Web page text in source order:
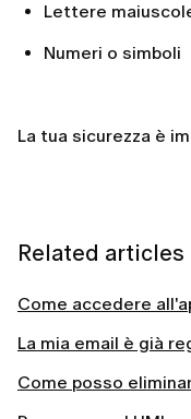
Lettere
Numeri o simboli
La tua sicurezza è
Related articles
Come accedere
La mia email è già
Come posso